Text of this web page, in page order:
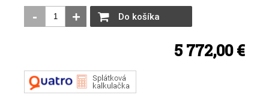
- + Do košíka
5 772,00 €